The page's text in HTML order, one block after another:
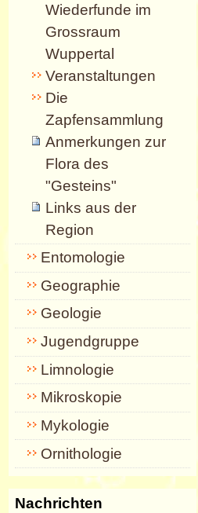
Wiederfunde im
Grossraum
Wuppertal
Veranstaltungen
Die
Zapfensammlung
Anmerkungen zur
Flora des
"Gesteins"
Links aus der
Region
Entomologie
Geographie
Geologie
Jugendgruppe
Limnologie
Mikroskopie
Mykologie
Ornithologie
Nachrichten